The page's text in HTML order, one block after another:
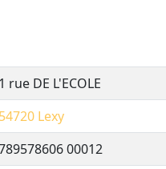
1 rue DE L'ECOLE
54720 Lexy
00012